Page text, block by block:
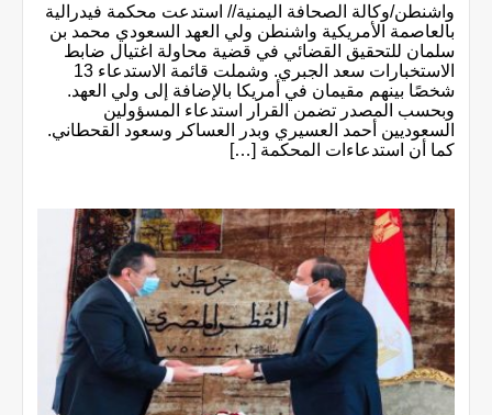
واشنطن/وكالة الصحافة اليمنية// استدعت محكمة فيدرالية
بالعاصمة الأمريكية واشنطن ولي العهد السعودي محمد بن
سلمان للتحقيق القضائي في قضية محاولة اغتيال ضابط
الاستخبارات سعد الجبري. وشملت قائمة الاستدعاء 13
شخصًا بينهم مقيمان في أمريكا بالإضافة إلى ولي العهد.
وبحسب المصدر تضمن القرار استدعاء المسؤولين
السعوديين أحمد العسيري وبدر العساكر وسعود القحطاني.
كما أن استدعاءات المحكمة […]